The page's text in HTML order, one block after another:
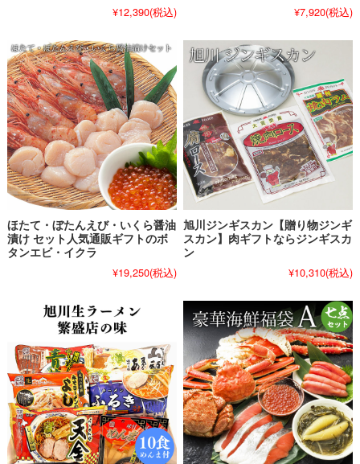
¥12,390(税込)
¥7,920(税込)
ほたて・ぼたんえび・いくら醤油
漬け セット人気通販ギフトのボ
タンエビ・イクラ
¥19,250(税込)
旭川ジンギスカン【贈り物ジンギ
スカン】肉ギフトならジンギスカ
ン
¥10,310(税込)